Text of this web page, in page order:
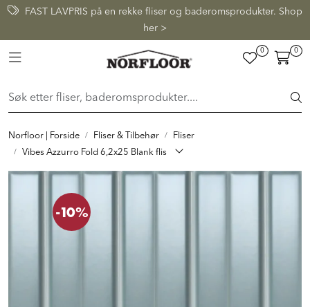
Skip to main content
FAST LAVPRIS på en rekke fliser og baderomsprodukter. Shop
her >
Toggle navigation
0 0
Norfloor | Forside Fliser & Tilbehør
Fliser
Vibes Azzurro Fold 6,2x25 Blank flis
-10%
FLISER & TILBEHØR
BADEROM
INTERIØR
INSPIRASJON
Lenker